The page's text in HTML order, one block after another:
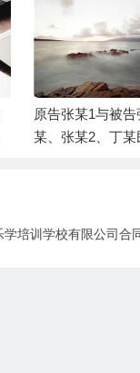
原告张某1与被告
某、张某2、丁某